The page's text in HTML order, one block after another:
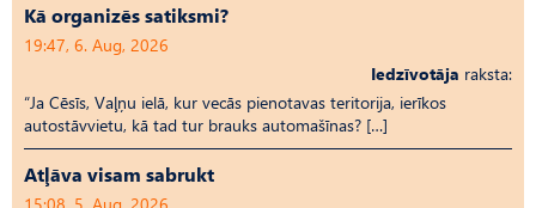
Kā organizēs satiksmi?
19:47, 6. Aug, 2026
Iedzīvotāja raksta:
“Ja Cēsīs, Vaļņu ielā, kur vecās pienotavas teritorija, ierīkos
autostāvvietu, kā tad tur brauks automašīnas? […]
Atļāva visam sabrukt